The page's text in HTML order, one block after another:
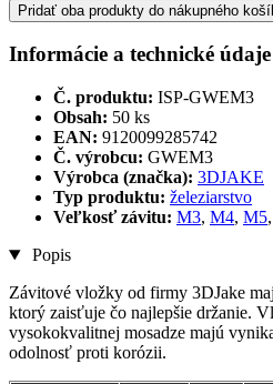
Pridať oba produkty do nákupného
Informácie a technické
Č. produktu: ISP-GWEM3
Obsah: 50 ks
EAN: 9120099285742
Č. výrobcu: GWEM3
Výrobca (značka): 3DJAKE
Typ produktu: železiarstvo
Veľkosť závitu: M3, M4, M5,
Popis
Závitové vložky od firmy 3DJake
ktorý zaisťuje čo najlepšie držanie.
vysokokvalitnej mosadze majú
odolnosť proti korózii.